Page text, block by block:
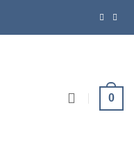
0